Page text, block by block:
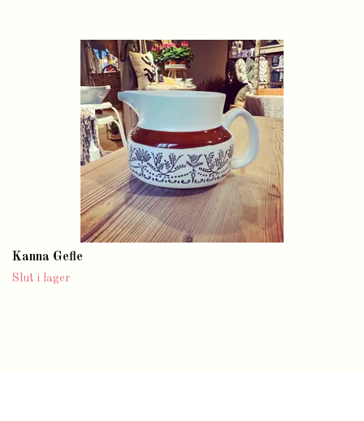
Kanna Gefle
Slut i lager